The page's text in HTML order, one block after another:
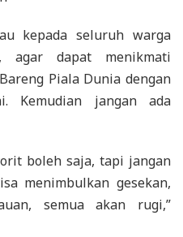
kepada seluruh warga
agar dapat menikmati
Piala Dunia dengan
Kemudian jangan ada
boleh saja, tapi jangan
menimbulkan gesekan,
semua akan rugi,”